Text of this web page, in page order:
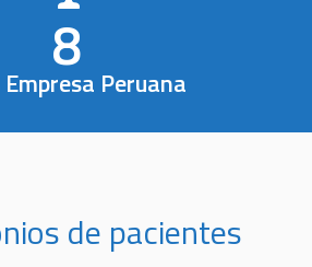
8 Peruana
de pacientes